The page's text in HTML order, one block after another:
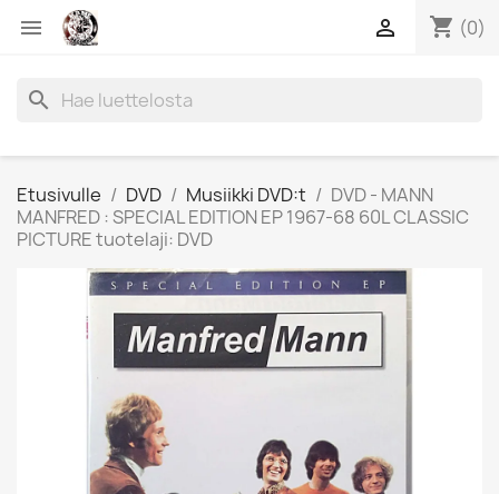
 shopping_cart (0)

search
Etusivulle DVD Musiikki DVD:t
DVD - MANN
MANFRED : SPECIAL EDITION EP 1967-68 60L CLASSIC
PICTURE tuotelaji: DVD